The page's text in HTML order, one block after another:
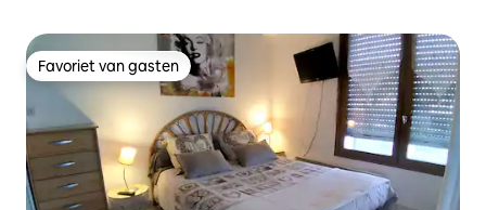
Favoriet van gasten
Favoriet van gasten